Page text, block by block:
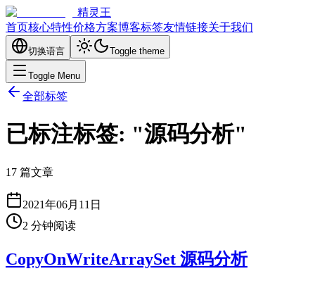
精灵王
首页核心特性价格方案博客标签友情链接关于我们
切换语言 Toggle theme
Toggle Menu
全部标签
已标注标签: "源码分析"
17 篇文章
2021年06月11日
2 分钟阅读
CopyOnWriteArraySet 源码分析